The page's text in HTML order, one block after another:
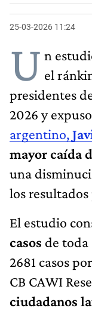
25-03-2026 11:24
U n
el
presidentes
2026 y
argentino,
mayor caída
una
los resultados
El estudio
casos de toda
2681 casos
CB CAWI
ciudadanos